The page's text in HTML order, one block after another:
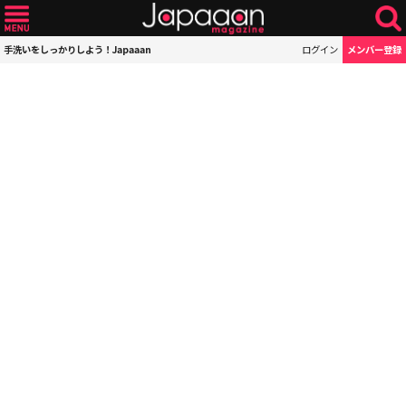
手洗いをしっかりしよう！Japaaan ログイン メンバー登録